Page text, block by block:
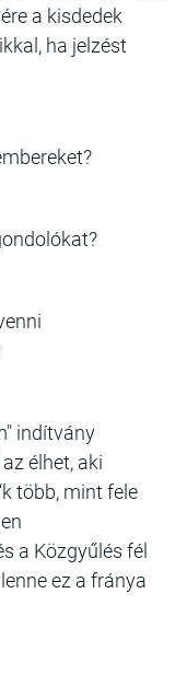
a kisdedek
ha jelzést
indítvány
élhet, aki
több, mint fele
a Közgyűlés fél
ez a fránya